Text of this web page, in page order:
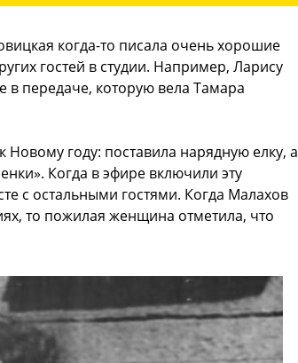
когда-то писала очень хорошие
гостей в студии. Например, Ларису
в передаче, которую вела Тамара
Новому году: поставила нарядную елку, а
Когда в эфире включили эту
с остальными гостями. Когда Малахов
то пожилая женщина отметила, что